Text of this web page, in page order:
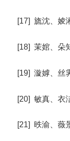
[17] 旒沈、婈
[18] 茉婠、朵
[19] 漩嫭、丝
[20] 敏真、衣
[21] 昳渝、薇